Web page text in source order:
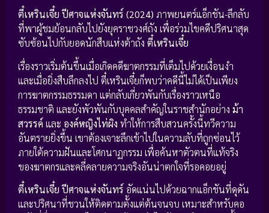
ตี๋เหรินเจี๋ย ปีศาจแห่งจันทร์ (2024) ภาพยนตร์แอ็กชัน-ลึกลับ
ที่พาผู้ชมย้อนกลับไปยังยุคราชวงศ์ถัง เพื่อร่วมไขคดีปริศนาสุด
ซับซ้อนไปกับยอดนักสืบแห่งต้าถัง ตี๋เหรินเจี๋ย
เรื่องราวเริ่มต้นขึ้นเมื่อเกิดคดีฆาตกรรมที่เต็มไปด้วยเงื่อนงำ
และเมื่อยิ่งสืบลึกลงไป ตี๋เหรินเจี๋ยก็พบว่าคดีนี้ไม่ได้เป็นเพียง
การฆาตกรรมธรรมดา แต่กลับเกี่ยวพันกับเรื่องราวเหนือ
ธรรมชาติ และยังพัวพันกับบุคคลสำคัญในราชสำนักอย่าง ม้า
สวรรค์ และ องค์หญิงไท่ผิง ทำให้การสืบสวนครั้งนี้ทวีความ
อันตรายยิ่งขึ้น เขาต้องเจาะลึกเข้าไปในความลับที่ถูกซ่อนไว้
ภายใต้ความฝันและโศกนาฏกรรม เพื่อค้นหาตัวตนที่แท้จริง
ของฆาตกรและคลี่คลายความจริงอันน่าตกใจที่รอคอยอยู่
ตี๋เหรินเจี๋ย ปีศาจแห่งจันทร์ อัดแน่นไปด้วยฉากแอ็กชันที่ดุดัน
และปริศนาที่ชวนให้ติดตามตั้งแต่ต้นจนจบ เหมาะสำหรับคอ